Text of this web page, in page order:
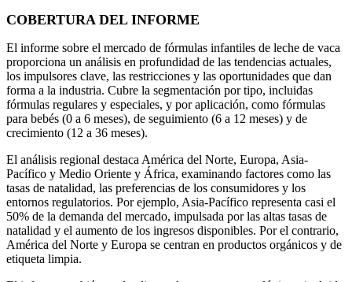
COBERTURA DEL INFORME
El informe sobre el mercado de fórmulas infantiles de leche de vaca
proporciona un análisis en profundidad de las tendencias actuales,
los impulsores clave, las restricciones y las oportunidades que dan
forma a la industria. Cubre la segmentación por tipo, incluidas
fórmulas regulares y especiales, y por aplicación, como fórmulas
para bebés (0 a 6 meses), de seguimiento (6 a 12 meses) y de
crecimiento (12 a 36 meses).
El análisis regional destaca América del Norte, Europa, Asia-
Pacífico y Medio Oriente y África, examinando factores como las
tasas de natalidad, las preferencias de los consumidores y los
entornos regulatorios. Por ejemplo, Asia-Pacífico representa casi el
50% de la demanda del mercado, impulsada por las altas tasas de
natalidad y el aumento de los ingresos disponibles. Por el contrario,
América del Norte y Europa se centran en productos orgánicos y de
etiqueta limpia.